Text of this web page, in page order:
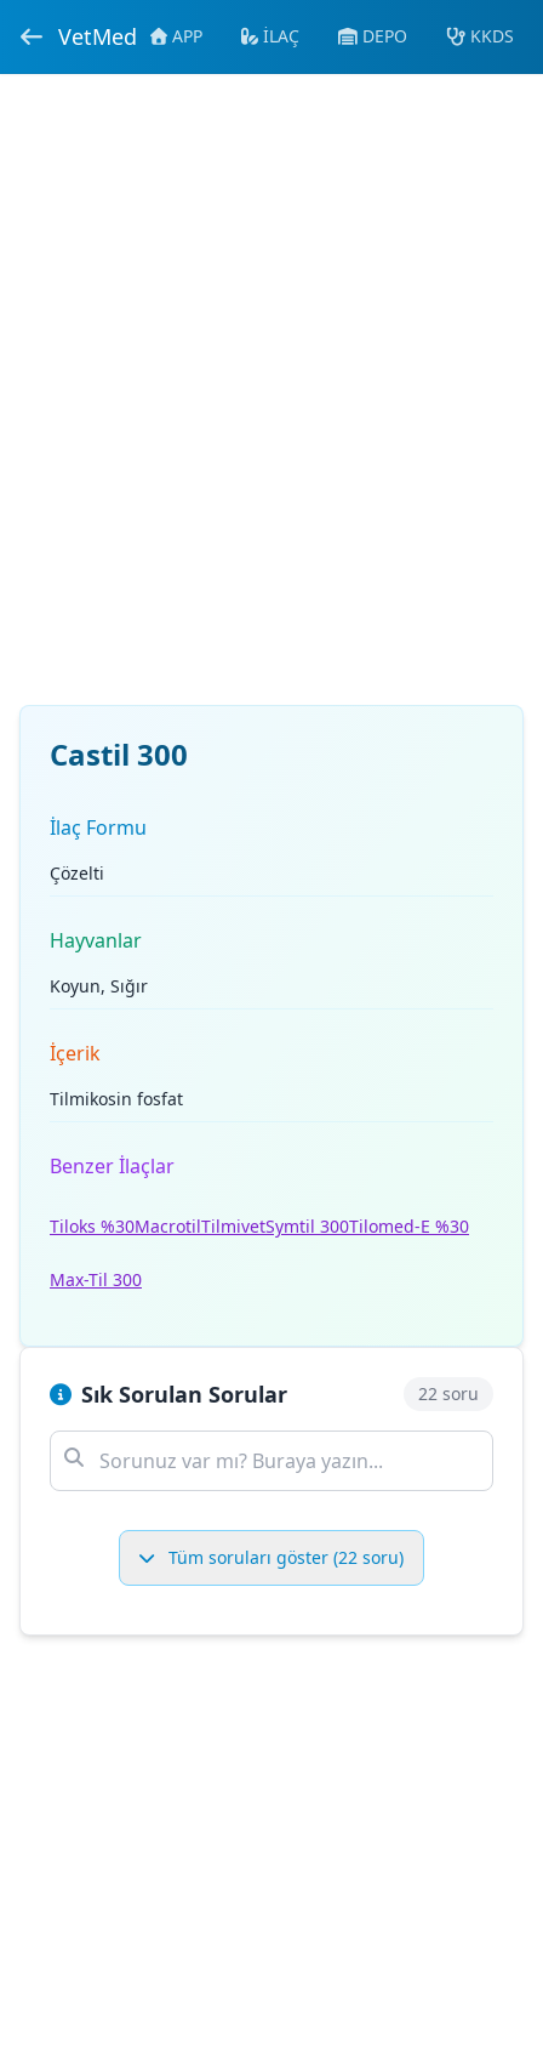
VetMed APP İLAÇ DEPO KKDS
Castil 300
İlaç Formu
Çözelti
Hayvanlar
Koyun, Sığır
İçerik
Tilmikosin fosfat
Benzer İlaçlar
Tiloks %30MacrotilTilmivetSymtil 300Tilomed-E %30
Max-Til 300
Sık Sorulan Sorular 22 soru
Tüm soruları göster (22 soru)